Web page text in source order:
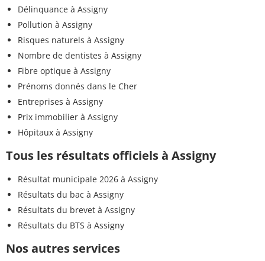
Délinquance à Assigny
Pollution à Assigny
Risques naturels à Assigny
Nombre de dentistes à Assigny
Fibre optique à Assigny
Prénoms donnés dans le Cher
Entreprises à Assigny
Prix immobilier à Assigny
Hôpitaux à Assigny
Tous les résultats officiels à Assigny
Résultat municipale 2026 à Assigny
Résultats du bac à Assigny
Résultats du brevet à Assigny
Résultats du BTS à Assigny
Nos autres services